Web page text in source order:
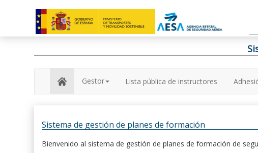
Gestor Lista pública de instructores
Sistema de gestión de planes de formación
Bienvenido al sistema de gestión de planes de formación de